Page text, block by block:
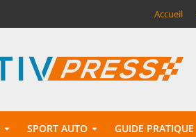
Accueil
SPORT AUTO GUIDE PRATIQUE